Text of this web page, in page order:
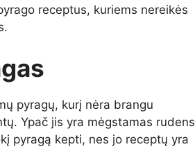
receptus, kuriems nereikės
pyragų, kurį nėra brangu
Ypač jis yra mėgstamas rudens
pyragą kepti, nes jo receptų yra